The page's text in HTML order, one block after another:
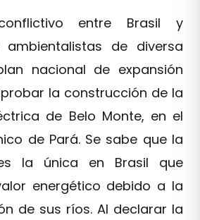
entre Brasil y
ambientalistas de diversa
nacional de expansión
la construcción de la
de Belo Monte, en el
de Pará. Se sabe que la
la única en Brasil que
energético debido a la
de sus ríos. Al declarar la